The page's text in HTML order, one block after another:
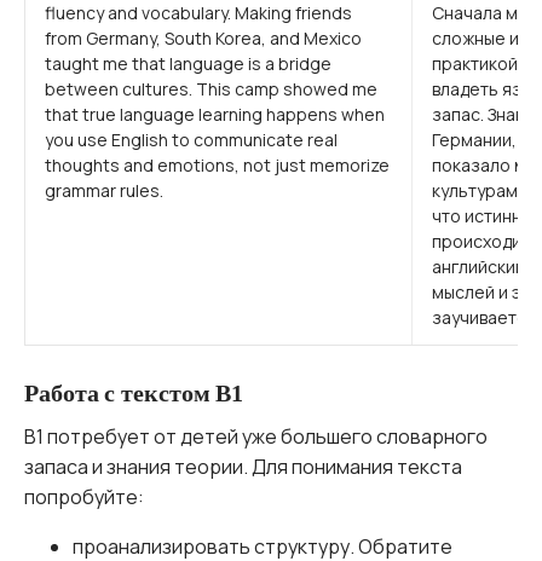
fluency and vocabulary. Making friends
from Germany, South Korea, and Mexico
taught me that language is a bridge
between cultures. This camp showed me
that true language learning happens when
you use English to communicate real
thoughts and emotions, not just memorize
grammar rules.
Сначала
сложные
практикой я
владеть
запас.
Германии,
показало
культурами.
что
происходит,
английский
мыслей и
заучиваете
Работа с текстом B1
B1 потребует от детей уже большего словарного
запаса и знания теории. Для понимания текста
попробуйте:
проанализировать структуру. Обратите